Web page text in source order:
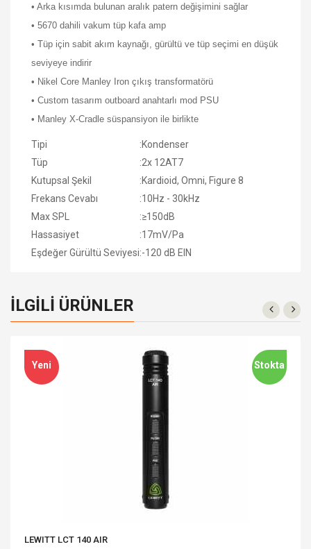
• Arka kısımda bulunan aralık patern değişimini sağlar
• 5670 dahili vakum tüp kafa amp
• Tüp için sabit akım kaynağı, gürültü ve tüp seçimi en düşük
seviyeye indirir
• Nikel Core Manley Iron çıkış transformatörü
• Custom tasarım outboard anahtarlı mod PSU
• Manley X-Cradle süspansiyon ile birlikte
Tipi :Kondenser
Tüp
:2x 12AT7
Kutupsal Şekil
:Kardioid, Omni, Figure 8
Frekans Cevabı
:10Hz - 30kHz
Max SPL
:≥150dB
Hassasiyet
:17mV/Pa
Eşdeğer Gürültü Seviyesi:-120 dB EIN
İLGILI ÜRÜNLER
Stokta
Yeni
LEWITT LCT 140 AIR